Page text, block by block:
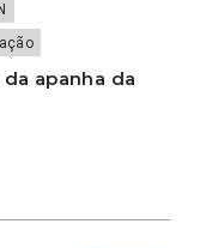
apanha da